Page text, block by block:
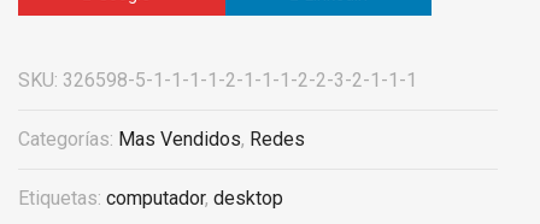
SKU: 326598-5-1-1-1-1-2-1-1-1-2-2-3-2-1-1-1
Categorías: Mas Vendidos, Redes
Etiquetas: computador, desktop